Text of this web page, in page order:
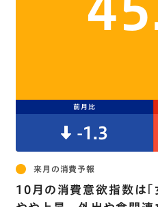
前月比
-1.3
来月の消費予報
10月の消費意欲指数は｢